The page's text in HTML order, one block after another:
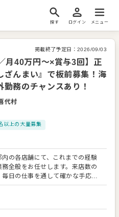
探す ログイン メニュー
掲載終了予定日： 2026/09/03
月40万円〜×賞与3回】正
ざんまい』で板前募集！海
務のチャンスあり！
代村
以上の大量募集
内の各店舗にて、これまでの経験
全般をお任せします。来店数の
日の仕事を通して確かな手応え
のにぎり ・一品料理の調理 ・
ーに立っていただく想定です。